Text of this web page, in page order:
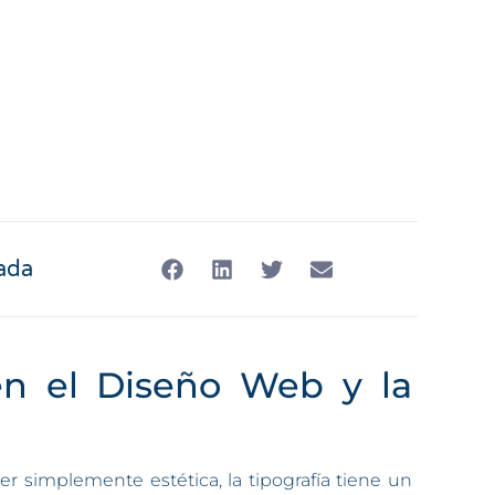
el Diseño Web y la
simplemente estética, la tipografía tiene un